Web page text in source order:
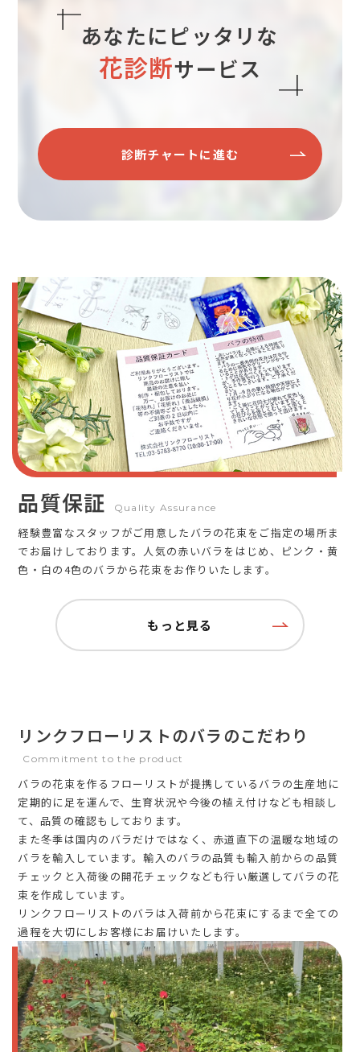
あなたにピッタリな
花診断サービス
診断チャートに進む
品質保証 Quality Assurance
経験豊富なスタッフがご用意したバラの花束をご指定の場所ま
でお届けしております。人気の赤いバラをはじめ、ピンク・黄
色・白の4色のバラから花束をお作りいたします。
もっと見る
リンクフローリストのバラのこだわり
Commitment to the product
バラの花束を作るフローリストが提携しているバラの生産地に
定期的に足を運んで、生育状況や今後の植え付けなども相談し
て、品質の確認もしております。
また冬季は国内のバラだけではなく、赤道直下の温暖な地域の
バラを輸入しています。輸入のバラの品質も輸入前からの品質
チェックと入荷後の開花チェックなども行い厳選してバラの花
束を作成しています。
リンクフローリストのバラは入荷前から花束にするまで全ての
過程を大切にしお客様にお届けいたします。